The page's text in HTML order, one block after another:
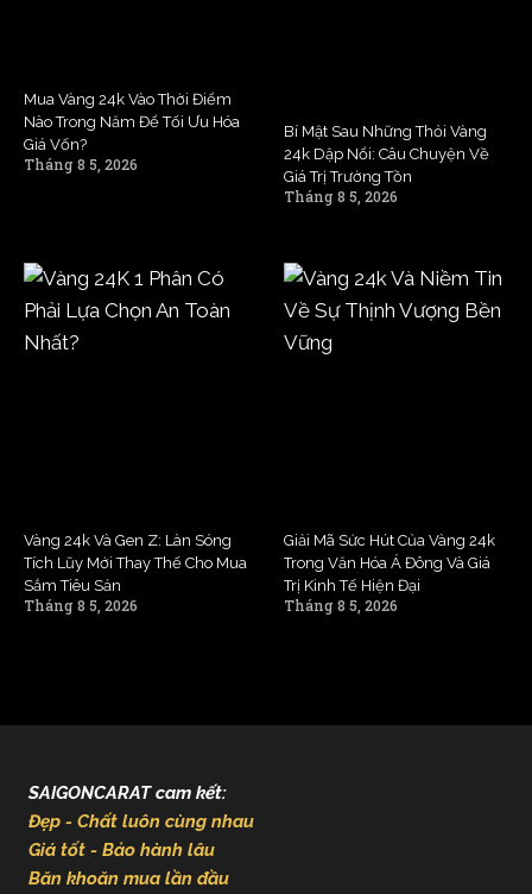
Mua Vàng 24k Vào Thời Điểm
Nào Trong Năm Để Tối Ưu Hóa
Giá Vốn?
Tháng 8 5, 2026
Bí Mật Sau Những Thỏi Vàng
24k Dập Nổi: Câu Chuyện Về
Giá Trị Trường Tồn
Tháng 8 5, 2026
Vàng 24k Và Gen Z: Làn Sóng
Tích Lũy Mới Thay Thế Cho Mua
Sắm Tiêu Sản
Tháng 8 5, 2026
Giải Mã Sức Hút Của Vàng 24k
Trong Văn Hóa Á Đông Và Giá
Trị Kinh Tế Hiện Đại
Tháng 8 5, 2026
SAIGONCARAT cam kết:
Đẹp - Chất luôn cùng nhau
Giá tốt - Bảo hành lâu
Băn khoăn mua lần đầu